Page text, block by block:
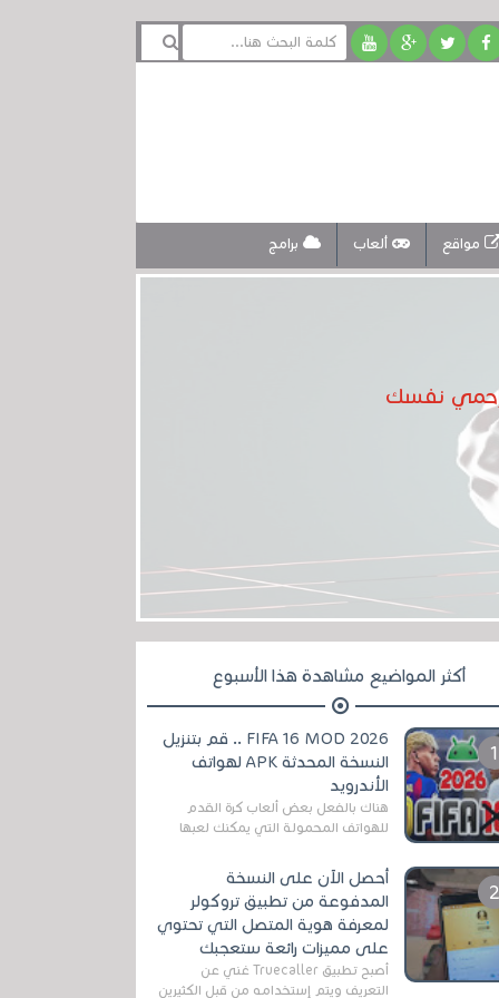
مواقع ألعاب برامج
أكثر المواضيع مشاهدة هذا الأسبوع
FIFA 16 MOD 2026 .. قم بتنزيل
النسخة المحدثة APK لهواتف
الأندرويد
هناك بالفعل بعض ألعاب كرة القدم
للهواتف المحمولة التي يمكنك لعبها
مثل EA Sports ...
أحصل الآن على النسخة
المدفوعة من تطبيق تروكولر
لمعرفة هوية المتصل التي تحتوي
على مميزات رائعة ستعجبك
أصبح تطبيق Truecaller غني عن
التعريف ويتم إستخدامه من قبل الكثيرين